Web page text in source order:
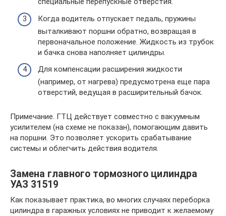
Когда водитель отпускает педаль, пружины
выталкивают поршни обратно, возвращая в
первоначальное положение. Жидкость из трубок
и бачка снова наполняет цилиндры.
Для компенсации расширения жидкости
(например, от нагрева) предусмотрена еще пара
отверстий, ведущая в расширительный бачок.
Примечание. ГТЦ действует совместно с вакуумным
усилителем (на схеме не показан), помогающим давить
на поршни. Это позволяет ускорить срабатывание
системы и облегчить действия водителя.
Замена главного тормозного цилиндра
УАЗ 31519
Как показывает практика, во многих случаях переборка
цилиндра в гаражных условиях не приводит к желаемому